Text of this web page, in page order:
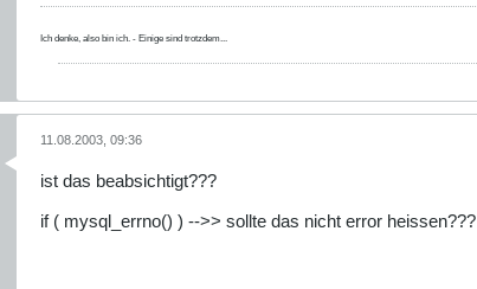
Ich denke, also bin ich. - Einige sind trotzdem...
11.08.2003, 09:36
ist das beabsichtigt???
if ( mysql_errno() ) -->> sollte das nicht error heissen???